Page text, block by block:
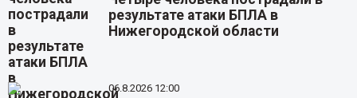
результате атаки БПЛА в
Нижегородской области
06.8.2026 12:00